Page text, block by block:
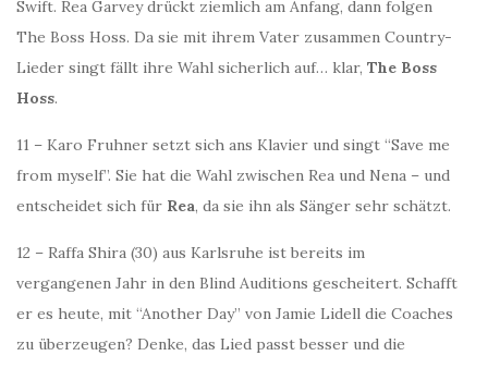
Swift. Rea Garvey drückt ziemlich am Anfang, dann folgen
The Boss Hoss. Da sie mit ihrem Vater zusammen Country-
Lieder singt fällt ihre Wahl sicherlich auf… klar, The Boss
Hoss.
11 – Karo Fruhner setzt sich ans Klavier und singt “Save me
from myself”. Sie hat die Wahl zwischen Rea und Nena – und
entscheidet sich für Rea, da sie ihn als Sänger sehr schätzt.
12 – Raffa Shira (30) aus Karlsruhe ist bereits im
vergangenen Jahr in den Blind Auditions gescheitert. Schafft
er es heute, mit “Another Day” von Jamie Lidell die Coaches
zu überzeugen? Denke, das Lied passt besser und die